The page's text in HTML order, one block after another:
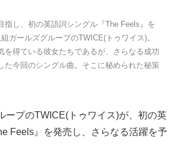
指し、初の英語詞シングル『The Feels』を
ガールズグループのTWICE(トゥワイス)。
を得ている彼女たちであるが、さらなる成功
た今回のシングル曲。そこに秘められた秘策
ープのTWICE(トゥワイス)が、初の英
Feels』を発売し、さらなる活躍を予